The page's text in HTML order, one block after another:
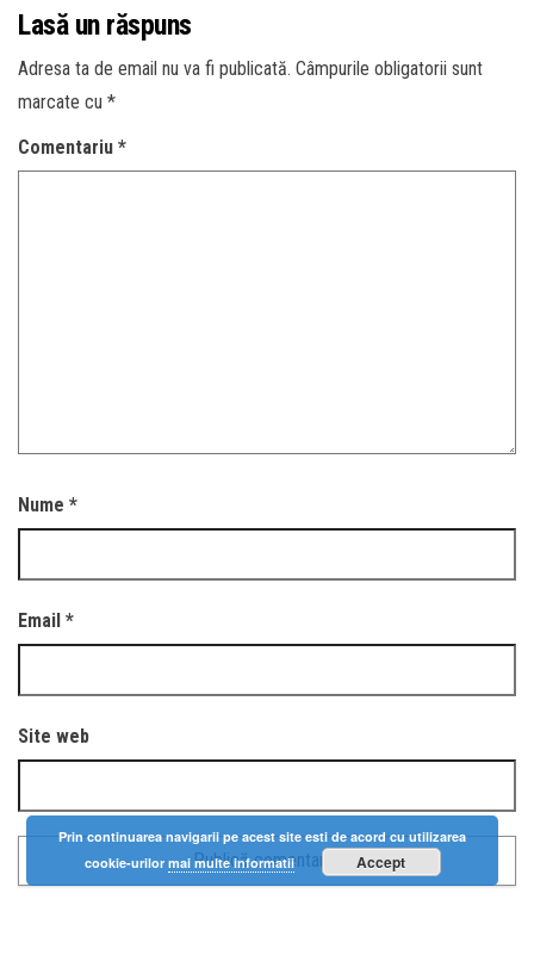
Lasă un răspuns
Adresa ta de email nu va fi publicată. Câmpurile obligatorii sunt
marcate cu *
Comentariu *
Nume *
Email *
Site web
Prin continuarea navigarii pe acest site esti de acord cu utilizarea
cookie-urilor mai multe informatii Accept